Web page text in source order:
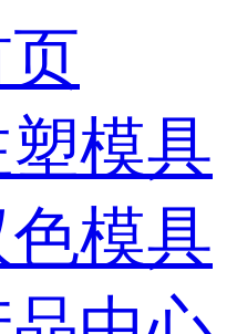
模具
模具